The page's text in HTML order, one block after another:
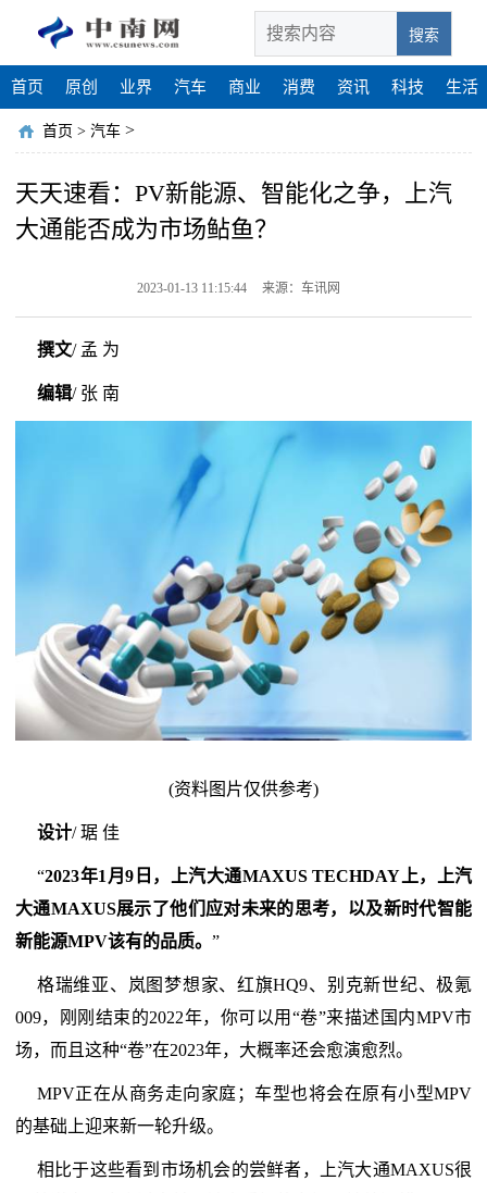
搜索
首页 原创 业界 汽车 商业 消费 资讯 科技 生活
首页 > 汽车 >
天天速看：PV新能源、智能化之争，上汽
大通能否成为市场鲇鱼？
2023-01-13 11:15:44 来源：车讯网
撰文/ 孟 为
编辑/ 张 南
(资料图片仅供参考)
设计/ 琚 佳
“2023年1月9日，上汽大通MAXUS TECHDAY上，上汽
大通MAXUS展示了他们应对未来的思考，以及新时代智能
新能源MPV该有的品质。 ”
格瑞维亚、岚图梦想家、红旗HQ9、别克新世纪、极氪
009，刚刚结束的2022年，你可以用“卷”来描述国内MPV市
场，而且这种“卷”在2023年，大概率还会愈演愈烈。
MPV正在从商务走向家庭；车型也将会在原有小型MPV
的基础上迎来新一轮升级。
相比于这些看到市场机会的尝鲜者，上汽大通MAXUS很